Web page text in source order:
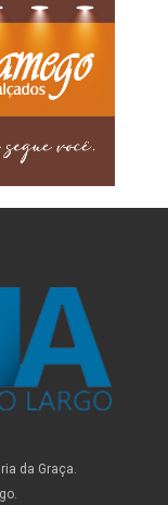
da Graça.